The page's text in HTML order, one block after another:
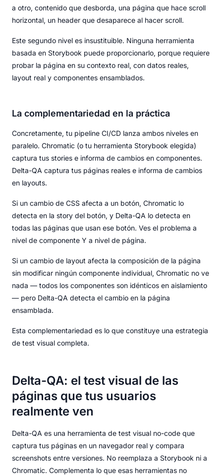
a otro, contenido que desborda, una página que hace scroll
horizontal, un header que desaparece al hacer scroll.
Este segundo nivel es insustituible. Ninguna herramienta
basada en Storybook puede proporcionarlo, porque requiere
probar la página en su contexto real, con datos reales,
layout real y componentes ensamblados.
La complementariedad en la práctica
Concretamente, tu pipeline CI/CD lanza ambos niveles en
paralelo. Chromatic (o tu herramienta Storybook elegida)
captura tus stories e informa de cambios en componentes.
Delta-QA captura tus páginas reales e informa de cambios
en layouts.
Si un cambio de CSS afecta a un botón, Chromatic lo
detecta en la story del botón, y Delta-QA lo detecta en
todas las páginas que usan ese botón. Ves el problema a
nivel de componente Y a nivel de página.
Si un cambio de layout afecta la composición de la página
sin modificar ningún componente individual, Chromatic no ve
nada — todos los componentes son idénticos en aislamiento
— pero Delta-QA detecta el cambio en la página
ensamblada.
Esta complementariedad es lo que constituye una estrategia
de test visual completa.
Delta-QA: el test visual de las
páginas que tus usuarios
realmente ven
Delta-QA es una herramienta de test visual no-code que
captura tus páginas en un navegador real y compara
screenshots entre versiones. No reemplaza a Storybook ni a
Chromatic. Complementa lo que esas herramientas no